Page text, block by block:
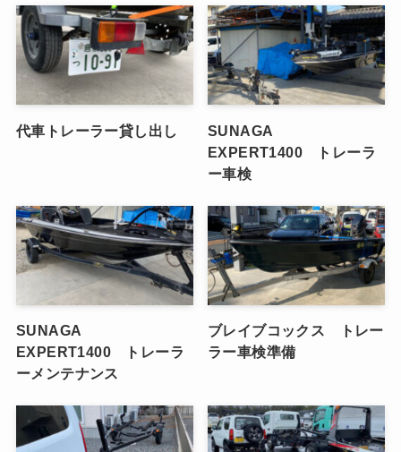
代車トレーラー貸し出し
SUNAGA
EXPERT1400 トレーラ
ー車検
SUNAGA
EXPERT1400 トレーラ
ーメンテナンス
ブレイブコックス トレー
ラー車検準備